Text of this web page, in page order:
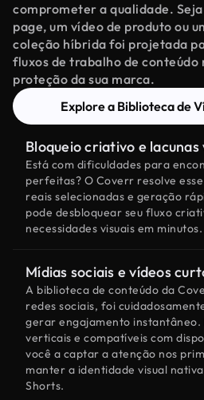
comprometer a qualidade.
page, um vídeo de produto ou
coleção híbrida foi projetada
fluxos de trabalho de conteúdo
proteção da sua marca.
Explore a Biblioteca de
Bloqueio criativo e lacunas
Está com dificuldades para
perfeitas? O Coverr resolve
reais selecionadas e geração
pode desbloquear seu fluxo
necessidades visuais em minutos.
Mídias sociais e vídeos
A biblioteca de conteúdo da
redes sociais, foi
gerar engajamento instantâneo.
verticais e compatíveis com
você a captar a atenção nos
manter a identidade visual
Shorts.